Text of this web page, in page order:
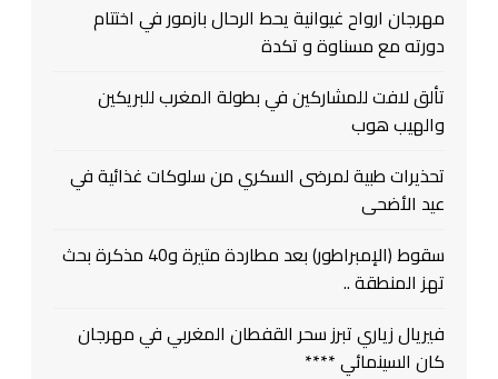
مهرجان ارواح غيوانية يحط الرحال بازمور في اختتام
دورته مع مسناوة و تكدة
تألق لافت للمشاركين في بطولة المغرب للبريكين
والهيب هوب
تحذيرات طبية لمرضى السكري من سلوكات غذائية في
عيد الأضحى
سقوط (الإمبراطور) بعد مطاردة متيرة و40 مذكرة بحث
تهز المنطقة ..
فيريال زياري تبرز سحر القفطان المغربي في مهرجان
كان السينمائي ****